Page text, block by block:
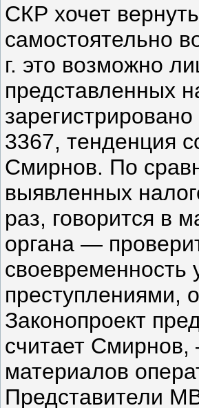
СКР хочет
самостоятельно
г. это возможно
представленных
3367, тенденция
Смирнов. По
выявленных
раз, говорится в
органа —
своевременность
преступлениями,
Законопроект
считает
материалов
Представители